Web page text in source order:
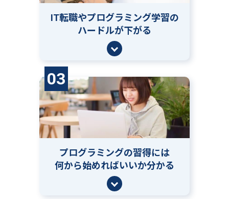
IT転職やプログラミング学習の
ハードルが下がる
03
プログラミングの習得には
何から始めればいいか分かる